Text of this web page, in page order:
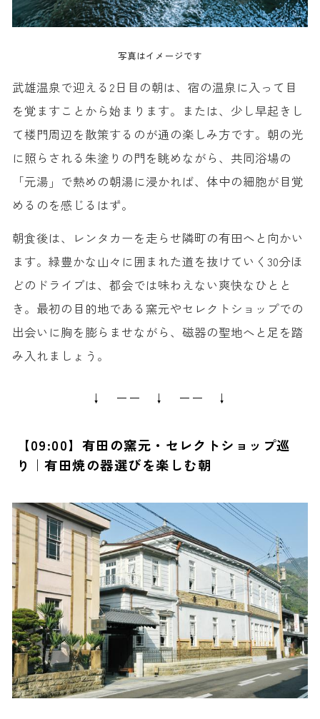
写真はイメージです
武雄温泉で迎える2日目の朝は、宿の温泉に入って目
を覚ますことから始まります。または、少し早起きし
て楼門周辺を散策するのが通の楽しみ方です。朝の光
に照らされる朱塗りの門を眺めながら、共同浴場の
「元湯」で熱めの朝湯に浸かれば、体中の細胞が目覚
めるのを感じるはず。
朝食後は、レンタカーを走らせ隣町の有田へと向かい
ます。緑豊かな山々に囲まれた道を抜けていく30分ほ
どのドライブは、都会では味わえない爽快なひとと
き。最初の目的地である窯元やセレクトショップでの
出会いに胸を膨らませながら、磁器の聖地へと足を踏
み入れましょう。
↓ ーー ↓ ーー ↓
【09:00】有田の窯元・セレクトショップ巡
り｜有田焼の器選びを楽しむ朝